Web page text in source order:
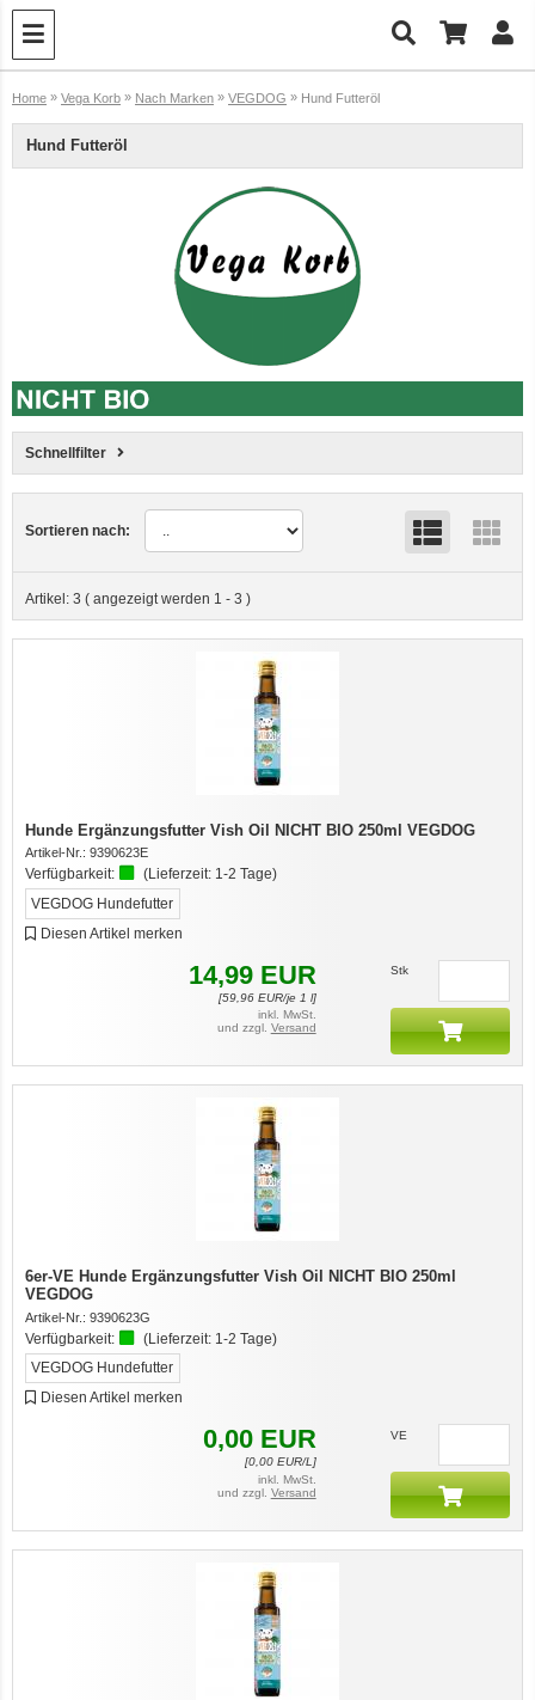
Home » Vega Korb » Nach Marken » VEGDOG » Hund Futteröl
7er-VE Bio Tee Wilde Brennnessel 60g Belt's Bio
12er-VE Ente, Reis und Karotten 400 g BioPur Bio Hundefutter
Hund Futteröl
Schnellfilter
Sortieren nach:
Artikel: 3 ( angezeigt werden 1 - 3 )
Hunde Ergänzungsfutter Vish Oil NICHT BIO 250ml VEGDOG
Artikel-Nr.: 9390623E
Verfügbarkeit: (Lieferzeit: 1-2 Tage)
VEGDOG Hundefutter
Diesen Artikel merken
14,99 EUR
[59,96EUR/je 1 l]
inkl. MwSt.
und zzgl. Versand
Stk
6er-VE Hunde Ergänzungsfutter Vish Oil NICHT BIO 250ml
VEGDOG
Artikel-Nr.: 9390623G
Verfügbarkeit: (Lieferzeit: 1-2 Tage)
VEGDOG Hundefutter
Diesen Artikel merken
0,00 EUR
[0,00EUR/L]
inkl. MwSt.
und zzgl. Versand
VE